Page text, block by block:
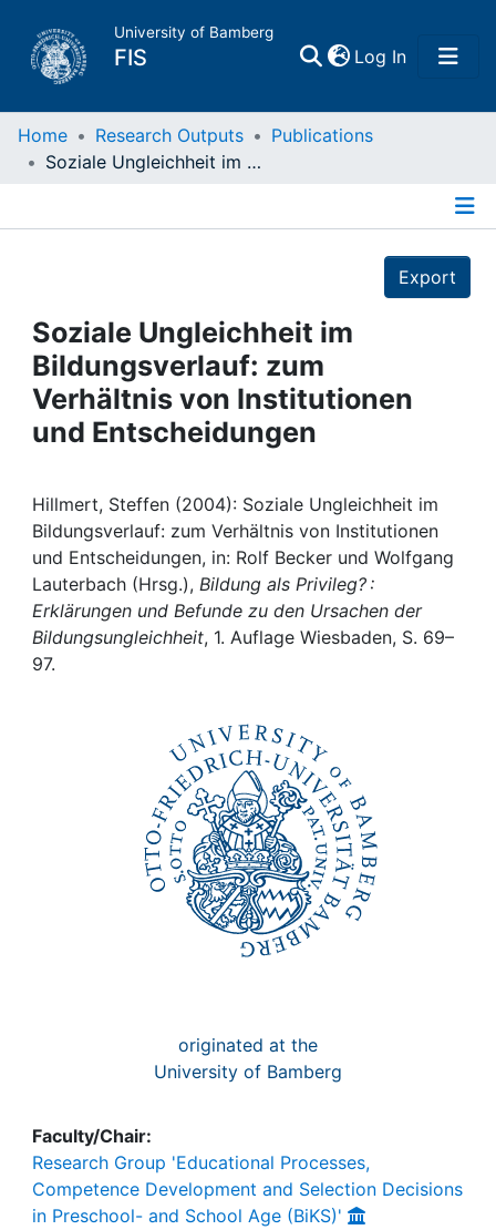
University of Bamberg
FIS Log In(current)
Home
Projects
People
Institutions
Awards
My FIS
Help
Home Research Outputs
Publications
Soziale Ungleichheit im Bildungsverlauf: zum Verhältnis von Institutionen und Entscheidungen
Export
Soziale Ungleichheit im
Bildungsverlauf: zum
Verhältnis von Institutionen
und Entscheidungen
Hillmert, Steffen (2004): Soziale Ungleichheit im
Bildungsverlauf: zum Verhältnis von Institutionen
und Entscheidungen, in: Rolf Becker und Wolfgang
Lauterbach (Hrsg.), Bildung als Privileg? :
Erklärungen und Befunde zu den Ursachen der
Bildungsungleichheit, 1. Auflage Wiesbaden, S. 69–
97.
originated at the
University of Bamberg
Faculty/Chair:
Research Group 'Educational Processes,
Competence Development and Selection Decisions
in Preschool- and School Age (BiKS)'